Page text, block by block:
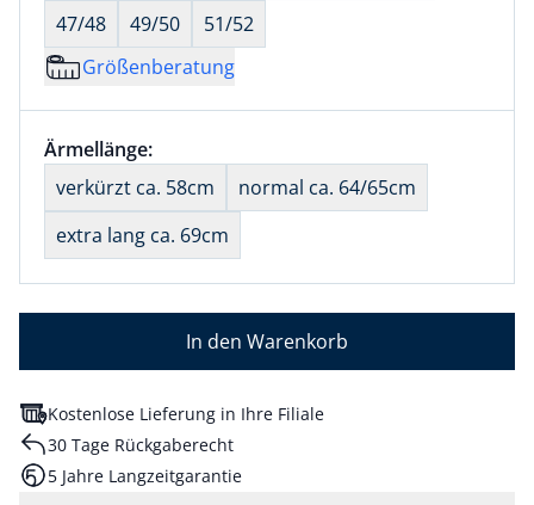
47/48
49/50
51/52
Größenberatung
Größenauswahl:
Ärmellänge:nichts ausgewählt
verkürzt ca. 58cm
normal ca. 64/65cm
extra lang ca. 69cm
In den Warenkorb
Kostenlose Lieferung in Ihre Filiale
30 Tage Rückgaberecht
5 Jahre Langzeitgarantie